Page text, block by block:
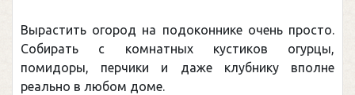
Вырастить огород на подоконнике очень просто.
Собирать с комнатных кустиков огурцы,
помидоры, перчики и даже клубнику вполне
реально в любом доме.